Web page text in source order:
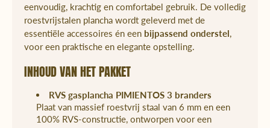
eenvoudig, krachtig en comfortabel gebruik. De volledig
roestvrijstalen plancha wordt geleverd met de
essentiële accessoires én een bijpassend onderstel,
voor een praktische en elegante opstelling.
INHOUD VAN HET PAKKET
RVS gasplancha PIMIENTOS 3 branders
Plaat van massief roestvrij staal van 6 mm en een
100% RVS-constructie, ontworpen voor een